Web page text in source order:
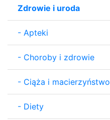
Zdrowie i uroda
- Apteki
- Choroby i zdrowie
- Ciąża i macierzyństwo
- Diety